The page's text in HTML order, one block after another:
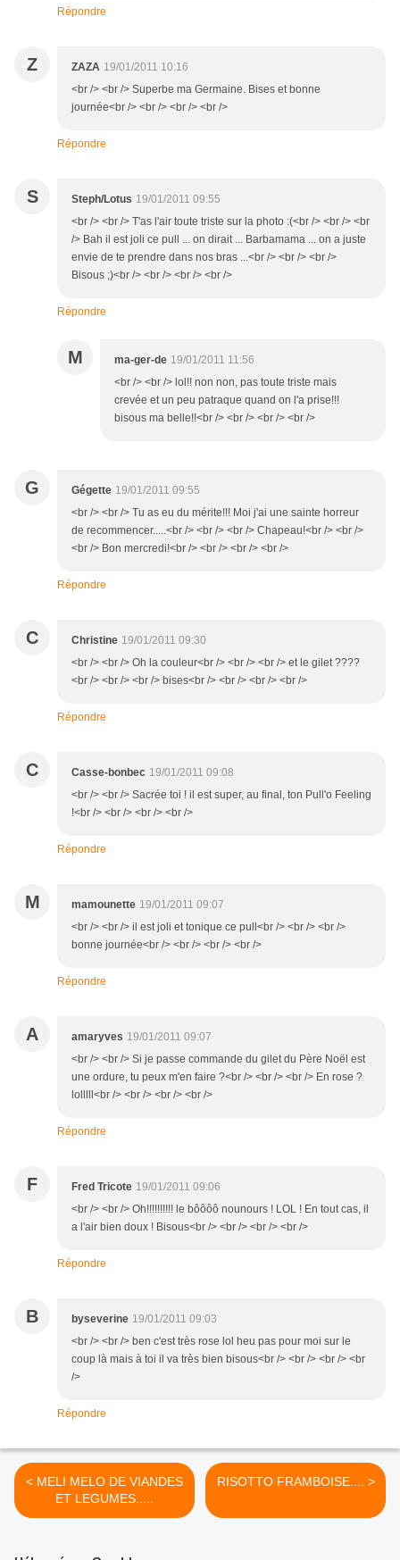
Répondre
Z ZAZA 19/01/2011 10:16
<br /> <br /> Superbe ma Germaine. Bises et bonne
journée<br /> <br /> <br /> <br />
Répondre
S Steph/Lotus 19/01/2011 09:55
<br /> <br /> T'as l'air toute triste sur la photo :(<br /> <br /> <br
/> Bah il est joli ce pull ... on dirait ... Barbamama ... on a juste
envie de te prendre dans nos bras ...<br /> <br /> <br />
Bisous ;)<br /> <br /> <br /> <br />
Répondre
M ma-ger-de 19/01/2011 11:56
<br /> <br /> lol!! non non, pas toute triste mais
crevée et un peu patraque quand on l'a prise!!!
bisous ma belle!!<br /> <br /> <br /> <br />
G Gégette 19/01/2011 09:55
<br /> <br /> Tu as eu du mérite!!! Moi j'ai une sainte horreur
de recommencer.....<br /> <br /> <br /> Chapeau!<br /> <br />
<br /> Bon mercredi!<br /> <br /> <br /> <br />
Répondre
C Christine 19/01/2011 09:30
<br /> <br /> Oh la couleur<br /> <br /> <br /> et le gilet ????
<br /> <br /> <br /> bises<br /> <br /> <br /> <br />
Répondre
C Casse-bonbec 19/01/2011 09:08
<br /> <br /> Sacrée toi ! il est super, au final, ton Pull'o Feeling
!<br /> <br /> <br /> <br />
Répondre
M mamounette 19/01/2011 09:07
<br /> <br /> il est joli et tonique ce pull<br /> <br /> <br />
bonne journée<br /> <br /> <br /> <br />
Répondre
A amaryves 19/01/2011 09:07
<br /> <br /> Si je passe commande du gilet du Père Noël est
une ordure, tu peux m'en faire ?<br /> <br /> <br /> En rose ?
lolllll<br /> <br /> <br /> <br />
Répondre
F Fred Tricote 19/01/2011 09:06
<br /> <br /> Oh!!!!!!!!!! le bôôôô nounours ! LOL ! En tout cas, il
a l'air bien doux ! Bisous<br /> <br /> <br /> <br />
Répondre
B byseverine 19/01/2011 09:03
<br /> <br /> ben c'est très rose lol heu pas pour moi sur le
coup là mais à toi il va très bien bisous<br /> <br /> <br /> <br
/>
Répondre
< MELI MELO DE VIANDES
ET LEGUMES.....
RISOTTO FRAMBOISE.... >